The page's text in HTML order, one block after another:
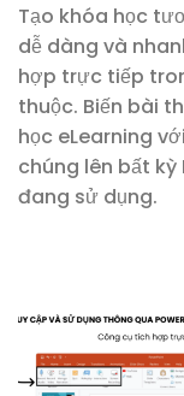
Tạo khóa học
dễ dàng và
hợp trực tiếp
thuộc. Biến bài
học eLearning
chúng lên bất kỳ
đang sử dụng.